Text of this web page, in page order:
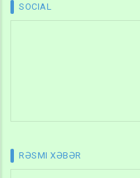
SOCIAL
RƏSMI XƏBƏR